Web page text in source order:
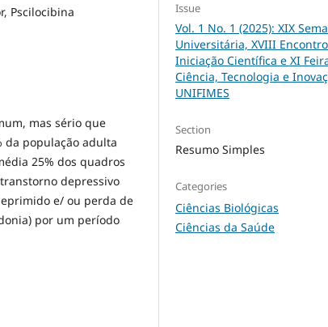
Pscilocibina
mas sério que
da população adulta
25% dos quadros
depressivo
e/ ou perda de
por um período
Issue
Vol. 1 No. 1 (2025): XIX
Universitária, XVIII
Iniciação Científica e XI
Ciência, Tecnologia e
UNIFIMES
Section
Resumo Simples
Categories
Ciências Biológicas
Ciências da Saúde